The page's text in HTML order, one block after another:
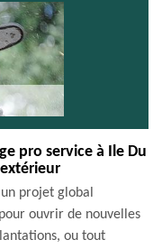
pro service à Ile Du
projet global
ouvrir de nouvelles
ou tout